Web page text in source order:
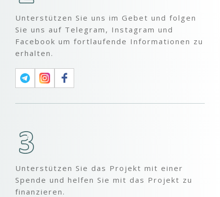
Unterstützen Sie uns im Gebet und folgen
Sie uns auf Telegram, Instagram und
Facebook um fortlaufende Informationen zu
erhalten.
Unterstützen Sie das Projekt mit einer
Spende und helfen Sie mit das Projekt zu
finanzieren.